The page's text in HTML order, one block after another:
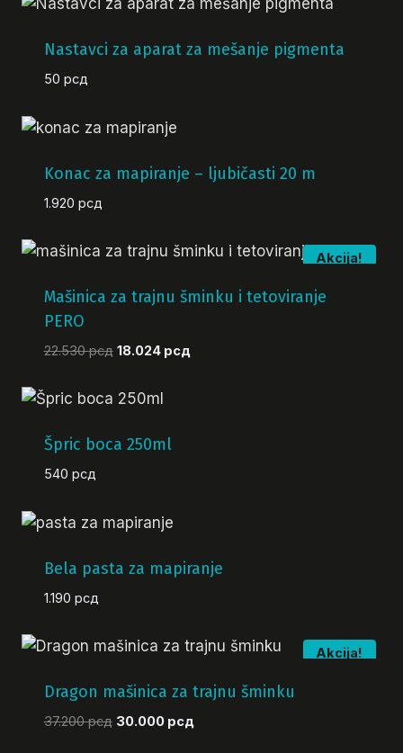
Nastavci za aparat za mešanje pigmenta
50 рсд
Konac za mapiranje – ljubičasti 20 m
1.920 рсд
Akcija!
Mašinica za trajnu šminku i tetoviranje
PERO
22.530рсд Originalna
je
18.024 рсдTrenutna
Špric boca 250ml
540 рсд
Bela pasta za mapiranje
1.190 рсд
Akcija!
Dragon mašinica za trajnu šminku
37.200рсд Originalna
30.000 рсдTrenutna